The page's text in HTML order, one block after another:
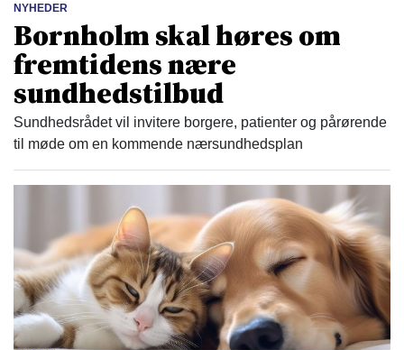
NYHEDER
Bornholm skal høres om
fremtidens nære
sundhedstilbud
Sundhedsrådet vil invitere borgere, patienter og pårørende
til møde om en kommende nærsundhedsplan